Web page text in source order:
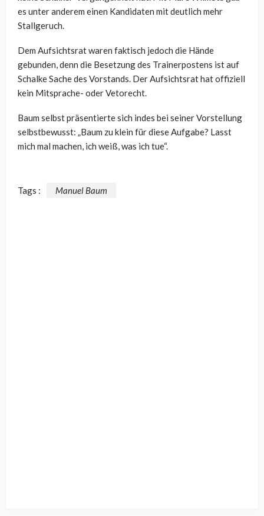
es unter anderem einen Kandidaten mit deutlich mehr
Stallgeruch.
Dem Aufsichtsrat waren faktisch jedoch die Hände
gebunden, denn die Besetzung des Trainerpostens ist auf
Schalke Sache des Vorstands. Der Aufsichtsrat hat offiziell
kein Mitsprache- oder Vetorecht.
Baum selbst präsentierte sich indes bei seiner Vorstellung
selbstbewusst: „Baum zu klein für diese Aufgabe? Lasst
mich mal machen, ich weiß, was ich tue“.
Tags : Manuel Baum